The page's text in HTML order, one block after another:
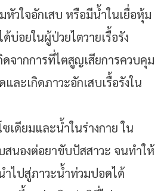
หัวใจอักเสบ หรือมีน้ำในเยื่อหุ้ม
บ่อยในผู้ป่วยไตวายเรื้อรัง
ดจากการที่ไตสูญเสียการควบคุม
ละเกิดภาวะอักเสบเรื้อรังใน
ซเดียมและน้ำในร่างกาย ใน
นองต่อยาขับปัสสาวะ จนทำให้
ำไปสู่ภาวะน้ำท่วมปอดได้